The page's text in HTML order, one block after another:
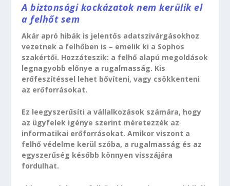
A biztonsági kockázatok nem kerülik el
a felhőt sem
Akár apró hibák is jelentős adatszivárgásokhoz
vezetnek a felhőben is – emelik ki a Sophos
szakértői. Hozzáteszik: a felhő alapú megoldások
legnagyobb előnye a rugalmasság. Kis
erőfeszítéssel lehet bővíteni, vagy csökkenteni
az erőforrásokat.
Ez leegyszerűsíti a vállalkozások számára, hogy
az ügyfelek igénye szerint méretezzék az
informatikai erőforrásokat. Amikor viszont a
felhő védelme kerül szóba, a rugalmasság és az
egyszerűség később könnyen visszájára
fordulhat.